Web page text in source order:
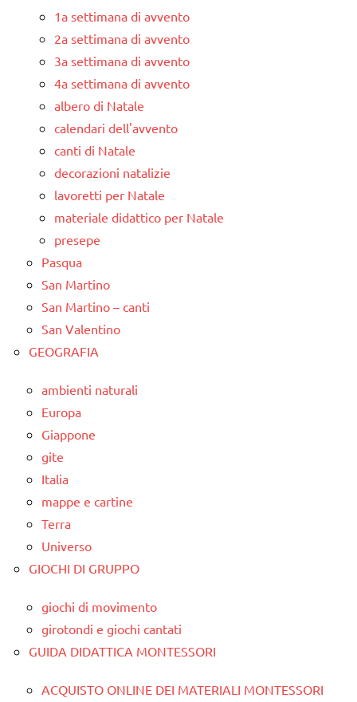
1a settimana di avvento
2a settimana di avvento
3a settimana di avvento
4a settimana di avvento
albero di Natale
calendari dell'avvento
canti di Natale
decorazioni natalizie
lavoretti per Natale
materiale didattico per Natale
presepe
Pasqua
San Martino
San Martino – canti
San Valentino
GEOGRAFIA
ambienti naturali
Europa
Giappone
gite
Italia
mappe e cartine
Terra
Universo
GIOCHI DI GRUPPO
giochi di movimento
girotondi e giochi cantati
GUIDA DIDATTICA MONTESSORI
ACQUISTO ONLINE DEI MATERIALI MONTESSORI